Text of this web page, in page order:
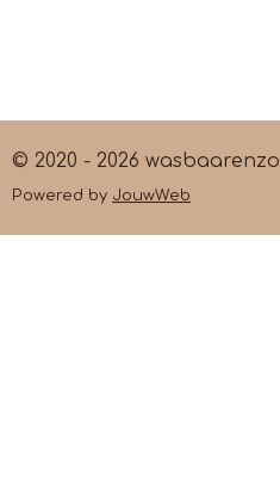
© 2020 - 2026 wasbaarenzo
Powered by JouwWeb